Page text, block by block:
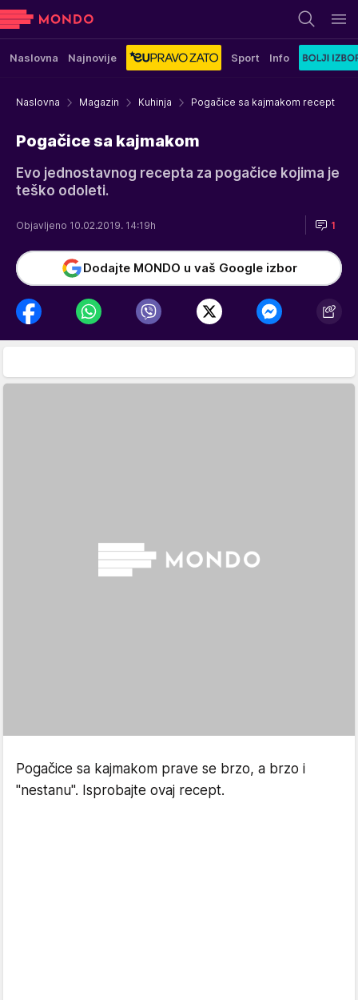
Naslovna Najnovije Sport Info
Naslovna Magazin Kuhinja Pogačice sa kajmakom recept
Pogačice sa kajmakom
Evo jednostavnog recepta za pogačice kojima je
teško odoleti.
Objavljeno 10.02.2019. 14:19h 1
Dodajte MONDO u vaš Google izbor
Pogačice sa kajmakom prave se brzo, a brzo i
"nestanu". Isprobajte ovaj recept.